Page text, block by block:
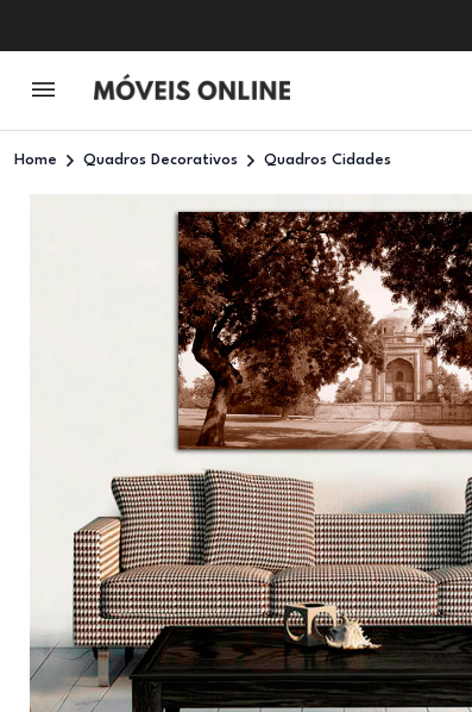
Home Quadros Decorativos Quadros Cidades